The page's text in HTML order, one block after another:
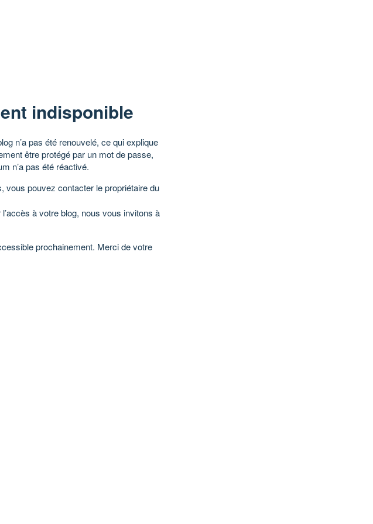
indisponible
n’a pas été renouvelé, ce qui explique
être protégé par un mot de passe,
n’a pas été réactivé.
vous pouvez contacter le propriétaire du
à votre blog, nous vous invitons à
prochainement. Merci de votre